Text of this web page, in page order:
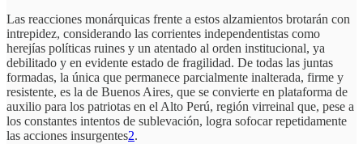
Las reacciones monárquicas frente a estos alzamientos brotarán con
intrepidez, considerando las corrientes independentistas como
herejías políticas ruines y un atentado al orden institucional, ya
debilitado y en evidente estado de fragilidad. De todas las juntas
formadas, la única que permanece parcialmente inalterada, firme y
resistente, es la de Buenos Aires, que se convierte en plataforma de
auxilio para los patriotas en el Alto Perú, región virreinal que, pese a
los constantes intentos de sublevación, logra sofocar repetidamente
las acciones insurgentes2.